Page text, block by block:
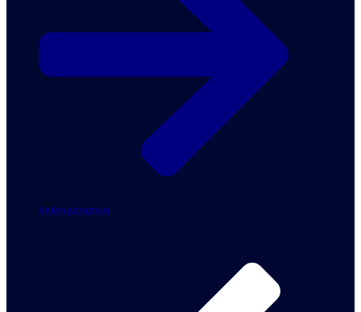
Selengkapnya